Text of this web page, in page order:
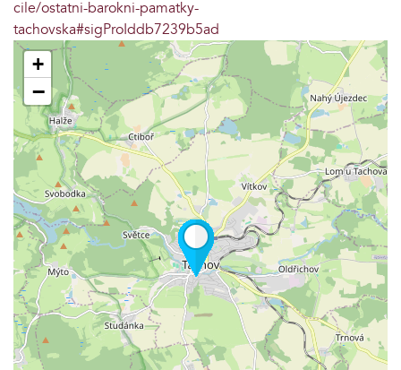
cile/ostatni-barokni-pamatky-
tachovska#sigProIddb7239b5ad
+
−